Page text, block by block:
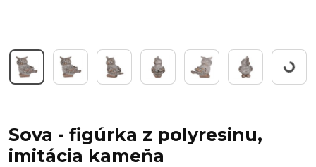
Sova - figúrka z polyresinu,
imitácia kameňa